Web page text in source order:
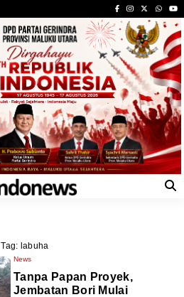
Tag: labuha
News
Tanpa Papan Proyek,
Jembatan Bori Mulai